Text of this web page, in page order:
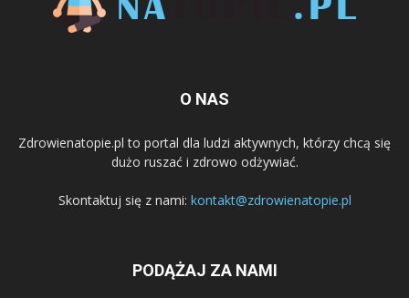
O NAS
Zdrowienatopie.pl to portal dla ludzi aktywnych, którzy chcą się
dużo ruszać i zdrowo odżywiać.
Skontaktuj się z nami: kontakt@zdrowienatopie.pl
PODĄŻAJ ZA NAMI